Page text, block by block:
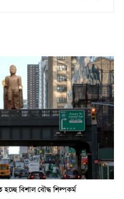
হচ্ছে বিশাল বৌদ্ধ শিল্পকর্ম